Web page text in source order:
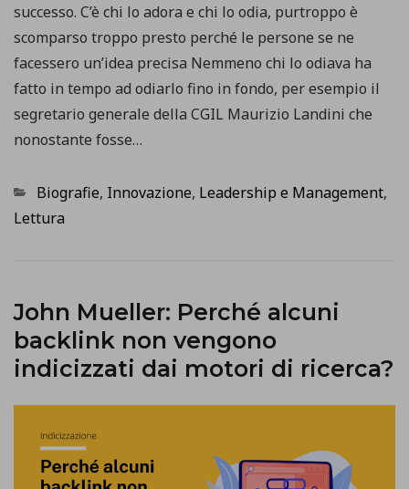
successo. C’è chi lo adora e chi lo odia, purtroppo è
scomparso troppo presto perché le persone se ne
facessero un’idea precisa Nemmeno chi lo odiava ha
fatto in tempo ad odiarlo fino in fondo, per esempio il
segretario generale della CGIL Maurizio Landini che
nonostante fosse…
Categorie
Biografie, Innovazione, Leadership e Management,
Lettura
John Mueller: Perché alcuni
backlink non vengono
indicizzati dai motori di ricerca?